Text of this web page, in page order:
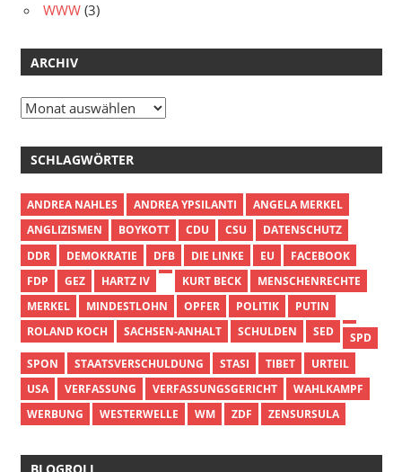
WWW (3)
ARCHIV
Archiv
SCHLAGWÖRTER
ANDREA NAHLES ANDREA YPSILANTI
ANGELA MERKEL
ANGLIZISMEN
BOYKOTT CDU CSU
DATENSCHUTZ
DDR
DEMOKRATIE DFB DIE LINKE EU
FACEBOOK
FDP
GEZ HARTZ IV KURT BECK
MENSCHENRECHTE
MERKEL
MINDESTLOHN OPFER POLITIK
PUTIN
ROLAND KOCH
SACHSEN-ANHALT SCHULDEN SED
SPD
SPON
STAATSVERSCHULDUNG STASI TIBET
URTEIL
USA
VERFASSUNG VERFASSUNGSGERICHT
WAHLKAMPF
WERBUNG
WESTERWELLE WM ZDF ZENSURSULA